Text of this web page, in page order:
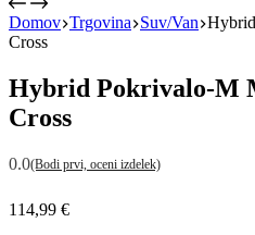
Domov Trgovina Suv/Van
Cross
Hybrid Pokrivalo-M
Cross
0.0(Bodi prvi, oceni izdelek)
114,99 €